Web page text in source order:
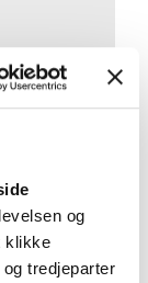
og
klikke
tredjeparter
at styrke
for at...